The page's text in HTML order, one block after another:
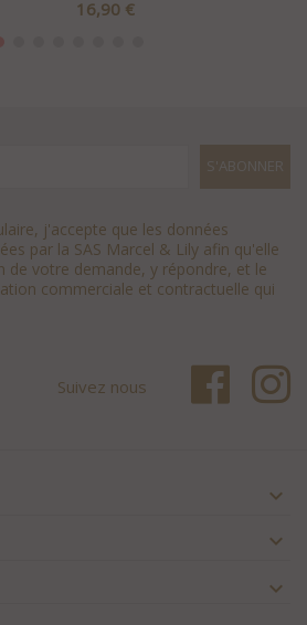
Prix
16,90 €
j'accepte que les données
par la SAS Marcel & Lily afin qu'elle
de votre demande, y répondre, et le
commerciale et contractuelle qui
Suivez nous


